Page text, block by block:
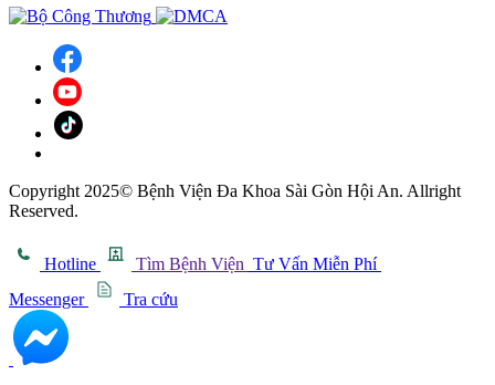
Copyright 2025© Bệnh Viện Đa Khoa Sài Gòn Hội An. Allright
Reserved.
Hotline Tìm Bệnh Viện Tư Vấn Miễn Phí
Messenger
Tra cứu